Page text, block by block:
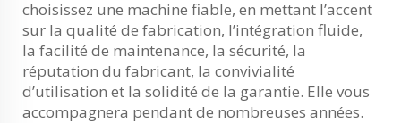
choisissez une machine fiable, en mettant l’accent
sur la qualité de fabrication, l’intégration fluide,
la facilité de maintenance, la sécurité, la
réputation du fabricant, la convivialité
d’utilisation et la solidité de la garantie. Elle vous
accompagnera pendant de nombreuses années.